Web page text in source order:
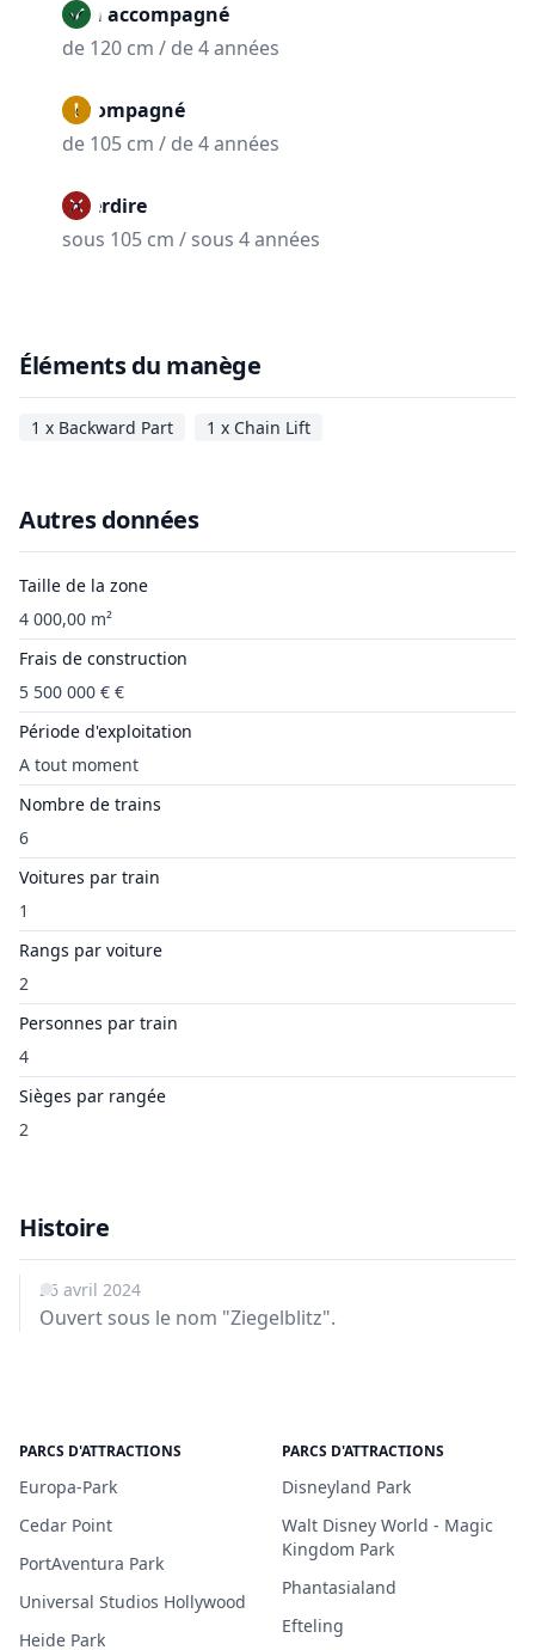
Non accompagné
de 120 cm / de 4 années
Accompagné
de 105 cm / de 4 années
Interdire
sous 105 cm / sous 4 années
Éléments du manège
1 x Backward Part 1 x Chain Lift
Autres données
Taille de la zone
4 000,00 m²
Frais de construction
5 500 000 € €
Période d'exploitation
A tout moment
Nombre de trains
6
Voitures par train
1
Rangs par voiture
2
Personnes par train
4
Sièges par rangée
2
Histoire
26 avril 2024
Ouvert sous le nom "Ziegelblitz".
PARCS D'ATTRACTIONS
Europa-Park
Cedar Point
PortAventura Park
Universal Studios Hollywood
Heide Park
PARCS D'ATTRACTIONS
Disneyland Park
Walt Disney World - Magic
Kingdom Park
Phantasialand
Efteling